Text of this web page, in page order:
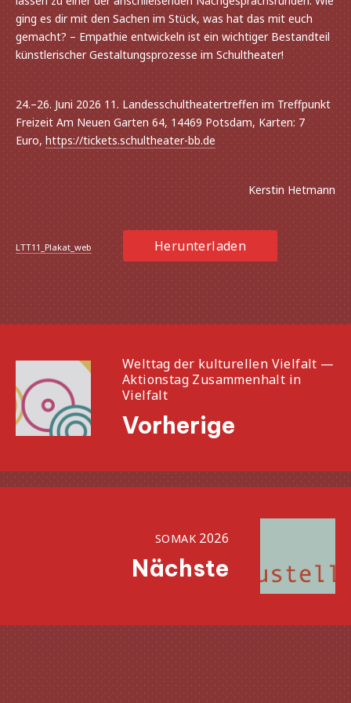
ging es dir mit den Sachen im Stück, was hat das mit euch
gemacht? – Empathie entwi­ckeln ist ein wich­ti­ger Bestandteil
künst­le­ri­scher Gestaltungsprozesse im Schultheater!
24.–26. Juni 2026 11. Landesschultheatertreffen im Treffpunkt
Freizeit Am Neuen Garten 64, 14469 Potsdam, Karten: 7
Euro,https://tickets.schultheater-bb.de
Kerstin Hetmann
LTT11_Plakat_web Herunterladen
Welttag der kultu­rel­len Vielfalt —
Aktionstag Zusammenhalt in
Vielfalt
Vorherige
SOMAK 2026
Nächste
Vorherige